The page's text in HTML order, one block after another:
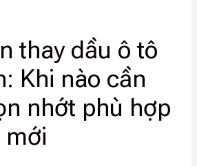
thay dầu ô tô
Khi nào cần
nhớt phù hợp
mới